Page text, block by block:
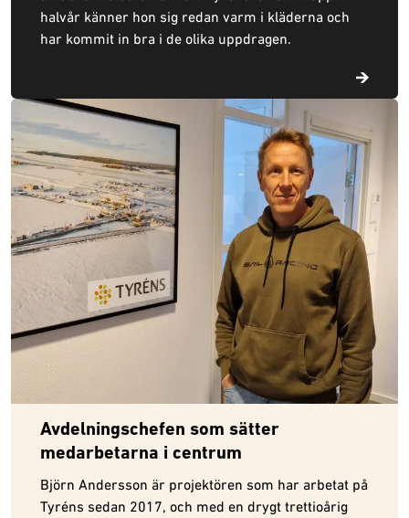
halvår känner hon sig redan varm i kläderna och
har kommit in bra i de olika uppdragen.
Avdelningschefen som sätter
medarbetarna i centrum
Björn Andersson är projektören som har arbetat på
Tyréns sedan 2017, och med en drygt trettioårig